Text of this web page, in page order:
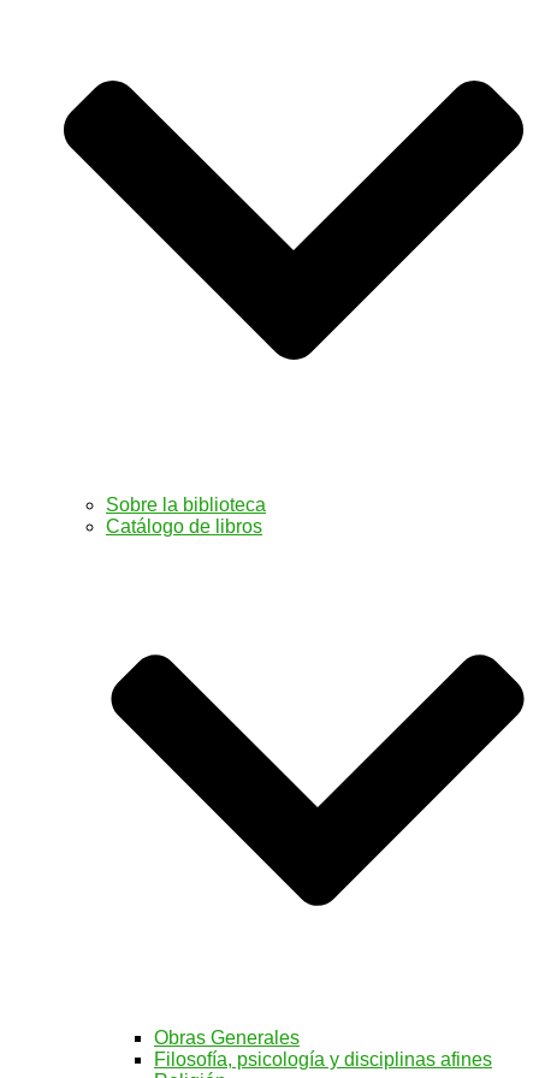
Sobre la biblioteca
Catálogo de libros
Obras Generales
Filosofía, psicología y disciplinas afines